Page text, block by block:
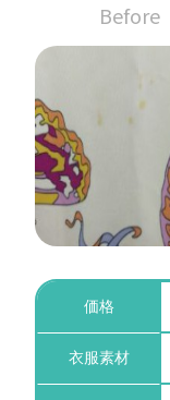
Before
価格
衣服素材